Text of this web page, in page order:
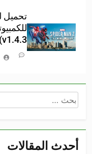
v1.4.3)
البحث
أحدث المقالات